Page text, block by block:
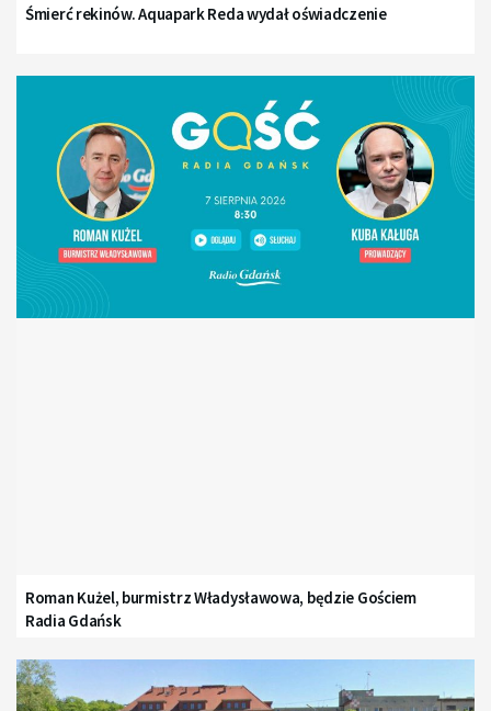
Śmierć rekinów. Aquapark Reda wydał oświadczenie
Roman Kużel, burmistrz Władysławowa, będzie Gościem
Radia Gdańsk